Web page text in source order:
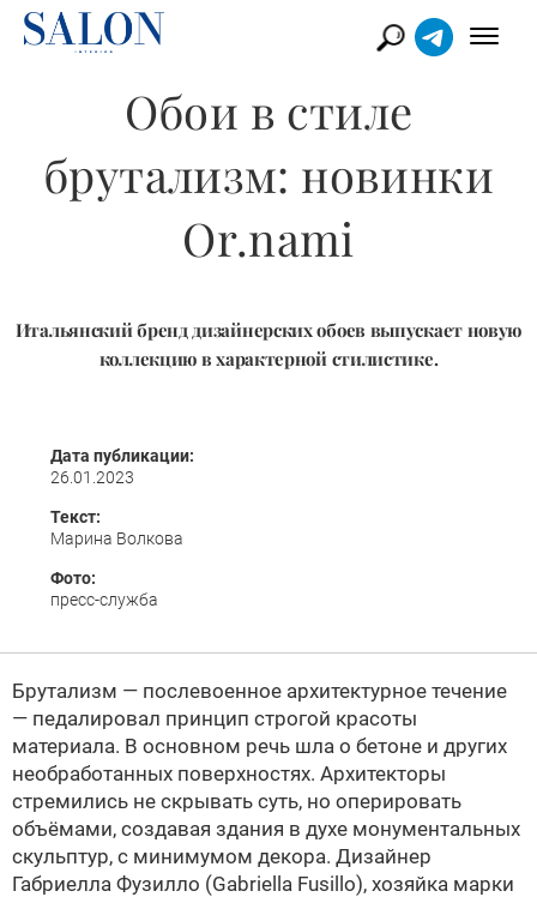
Обои в стиле
брутализм: новинки
Or.nami
Итальянский бренд дизайнерских обоев выпускает новую
коллекцию в характерной стилистике.
Дата публикации:
26.01.2023
Текст:
Марина Волкова
Фото:
пресс-служба
Брутализм — послевоенное архитектурное течение
— педалировал принцип строгой красоты
материала. В основном речь шла о бетоне и других
необработанных поверхностях. Архитекторы
стремились не скрывать суть, но оперировать
объёмами, создавая здания в духе монументальных
скульптур, с минимумом декора. Дизайнер
Габриелла Фузилло (Gabriella Fusillo), хозяйка марки